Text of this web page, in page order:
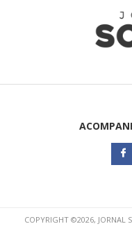
COPYRIGHT ©2026, JORNAL